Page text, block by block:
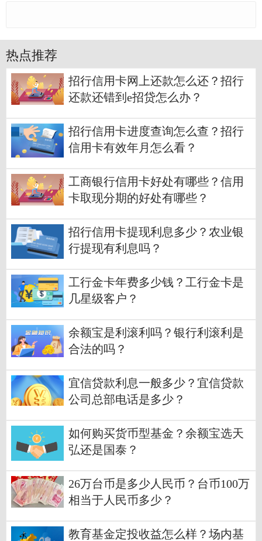
热点推荐
招行信用卡网上还款怎么还？招行
还款还错到e招贷怎么办？
招行信用卡进度查询怎么查？招行
信用卡有效年月怎么看？
工商银行信用卡好处有哪些？信用
卡取现分期的好处有哪些？
招行信用卡提现利息多少？农业银
行提现有利息吗？
工行金卡年费多少钱？工行金卡是
几星级客户？
余额宝是利滚利吗？银行利滚利是
合法的吗？
宜信贷款利息一般多少？宜信贷款
公司总部电话是多少？
如何购买货币型基金？余额宝选天
弘还是国泰？
26万台币是多少人民币？台币100万
相当于人民币多少？
教育基金定投收益怎么样？场内基